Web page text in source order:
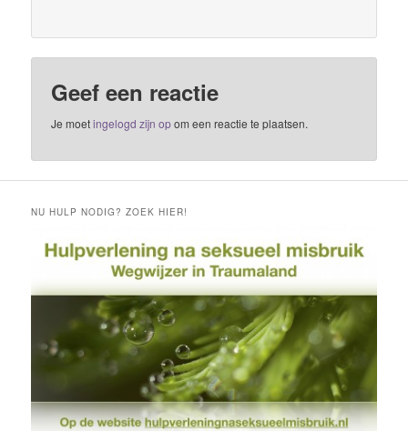
Geef een reactie
Je moetingelogd zijn opom een reactie te plaatsen.
NU HULP NODIG? ZOEK HIER!